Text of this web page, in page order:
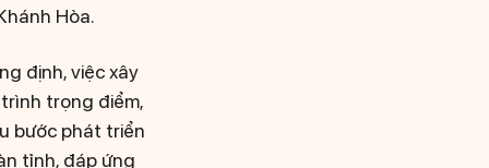
Hòa.
định, việc xây
trọng điểm,
bước phát triển
tỉnh, đáp ứng